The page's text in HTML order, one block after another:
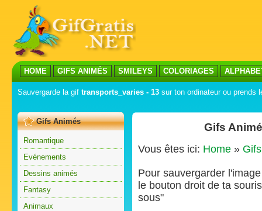
HOME GIFS ANIMÉS SMILEYS COLORIAGES
Sauvergarde la gif transports_varies - 13 sur ton ordinateur ou prends
Gifs Animés
Romantique
Evénements
Dessins animés
Fantasy
Animaux
Gifs
Vous êtes ici: Home »
Pour sauvergarder
le bouton droit de ta
sous"